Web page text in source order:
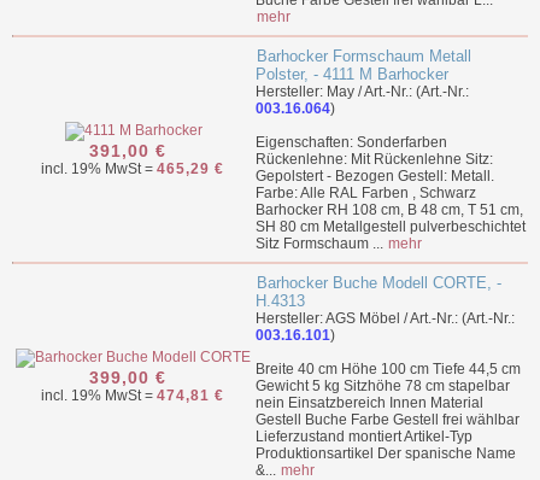
mehr
391,00 €
incl. 19% MwSt = 465,29 €
Barhocker Formschaum Metall
Polster, - 4111 M Barhocker
Hersteller: May / Art.-Nr.: (Art.-Nr.:
003.16.064)
Eigenschaften: Sonderfarben
Rückenlehne: Mit Rückenlehne Sitz:
Gepolstert - Bezogen Gestell: Metall.
Farbe: Alle RAL Farben , Schwarz
Barhocker RH 108 cm, B 48 cm, T 51 cm,
SH 80 cm Metallgestell pulverbeschichtet
Sitz Formschaum ... mehr
399,00 €
incl. 19% MwSt = 474,81 €
Barhocker Buche Modell CORTE, -
H.4313
Hersteller: AGS Möbel / Art.-Nr.: (Art.-Nr.:
003.16.101)
Breite 40 cm Höhe 100 cm Tiefe 44,5 cm
Gewicht 5 kg Sitzhöhe 78 cm stapelbar
nein Einsatzbereich Innen Material
Gestell Buche Farbe Gestell frei wählbar
Lieferzustand montiert Artikel-Typ
Produktionsartikel Der spanische Name
&... mehr